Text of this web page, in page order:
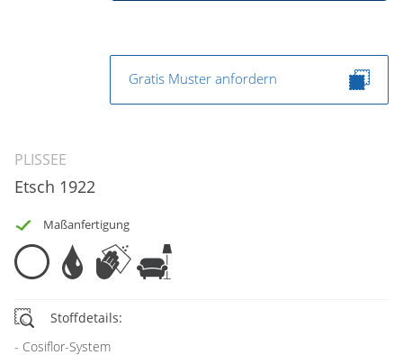
PLISSEE
Etsch 1922
Maßanfertigung
Stoffdetails:
Cosiflor-System
Gratis Muster anfordern